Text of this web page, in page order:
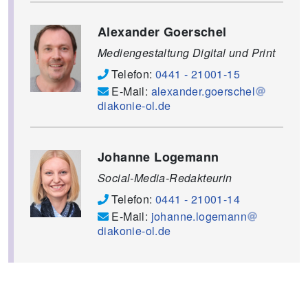
Alexander Goerschel
Mediengestaltung Digital und Print
Telefon:0441 - 21001-15
E-Mail: alexander.goerschel
diakonie-ol.de
Johanne Logemann
Social-Media-Redakteurin
Telefon:0441 - 21001-14
E-Mail: johanne.logemann
diakonie-ol.de